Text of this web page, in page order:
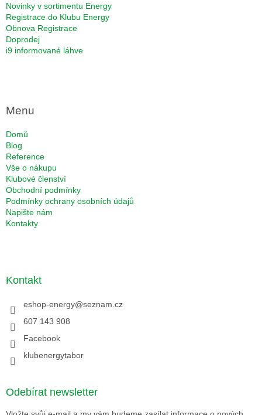
Novinky v sortimentu Energy
Registrace do Klubu Energy
Obnova Registrace
Doprodej
i9 informované láhve
Menu
Domů
Blog
Reference
Vše o nákupu
Klubové členství
Obchodní podmínky
Podmínky ochrany osobních údajů
Napište nám
Kontakty
Kontakt
eshop-energy@seznam.cz
607 143 908
Facebook
klubenergytabor
Odebírat newsletter